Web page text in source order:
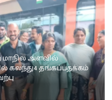
அளவில்
கலந்து4 தங்கப்பதக்கம்